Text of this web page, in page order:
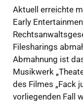
Aktuell erreichte
Early
Filesharings
Abmahnung ist
Musikwerk
des Filmes „Fack
vorliegenden Fall